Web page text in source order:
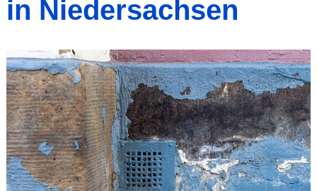
in Niedersachsen